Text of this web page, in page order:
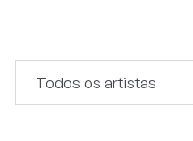
Todos os artistas